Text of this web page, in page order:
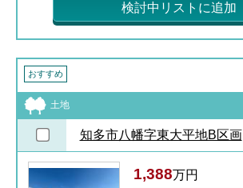
検討中リストに追加
おすすめ
土地
知多市八幡字東大平地B区画
1,388万円